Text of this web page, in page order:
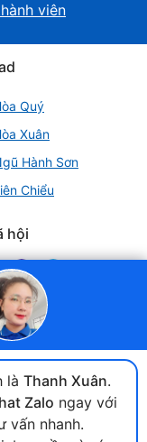
là Thanh Xuân.
Zalo ngay với
vấn nhanh.
viên
Quý
Xuân
Hành Sơn
Chiểu
hội